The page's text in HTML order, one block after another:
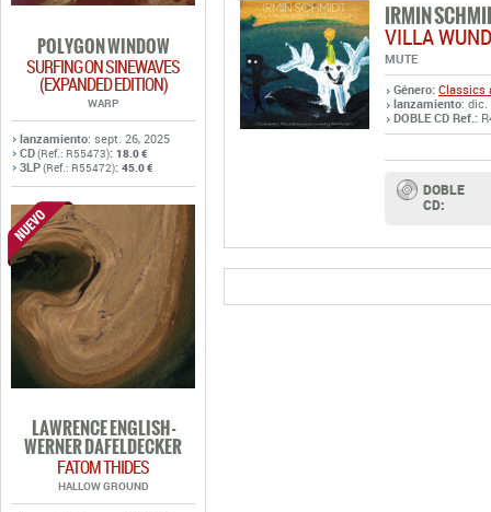
POLYGON WINDOW
SURFING ON SINEWAVES
(EXPANDED EDITION)
WARP
lanzamiento: sept. 26, 2025
CD(Ref.: R55473): 18.0 €
3LP(Ref.: R55472): 45.0 €
LAWRENCE ENGLISH -
WERNER DAFELDECKER
FATOM THIDES
HALLOW GROUND
IRMIN
VILLA
MUTE
Género: Classics
lanzamiento: dic.
DOBLE CD Ref.:
DOBLE
CD: